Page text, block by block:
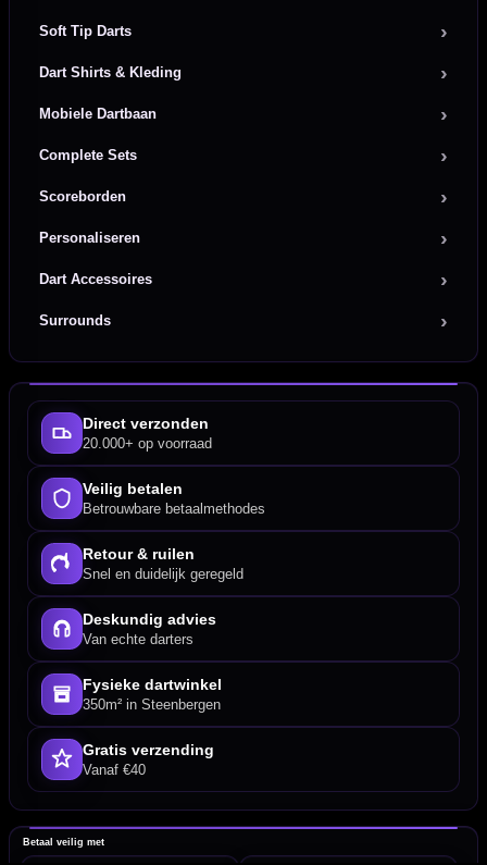
Soft Tip Darts
Dart Shirts & Kleding
Mobiele Dartbaan
Complete Sets
Scoreborden
Personaliseren
Dart Accessoires
Surrounds
Direct verzonden
20.000+ op voorraad
Veilig betalen
Betrouwbare betaalmethodes
Retour & ruilen
Snel en duidelijk geregeld
Deskundig advies
Van echte darters
Fysieke dartwinkel
350m² in Steenbergen
Gratis verzending
Vanaf €40
Betaal veilig met